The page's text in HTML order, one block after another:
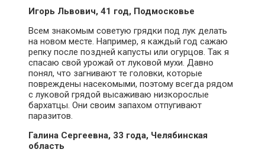
Игорь Львович, 41 год, Подмосковье
Всем знакомым советую грядки под лук делать
на новом месте. Например, я каждый год сажаю
репку после поздней капусты или огурцов. Так я
спасаю свой урожай от луковой мухи. Давно
понял, что загнивают те головки, которые
повреждены насекомыми, поэтому всегда рядом
с луковой грядой высаживаю низкорослые
бархатцы. Они своим запахом отпугивают
паразитов.
Галина Сергеевна, 33 года, Челябинская
область